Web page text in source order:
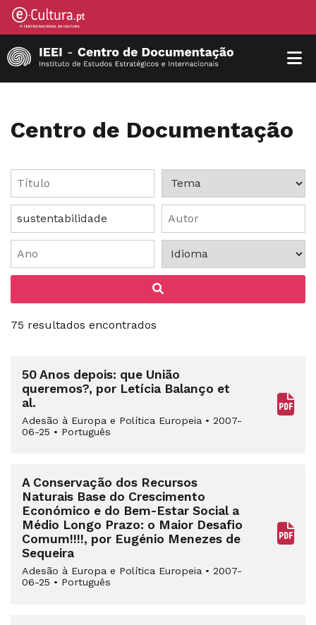
Centro de Documentação
75 resultados encontrados
50 Anos depois: que União
queremos?, por Letícia Balanço et
al.
Adesão à Europa e Política Europeia • 2007-
06-25 • Português
A Conservação dos Recursos
Naturais Base do Crescimento
Económico e do Bem-Estar Social a
Médio Longo Prazo: o Maior Desafio
Comum!!!!, por Eugénio Menezes de
Sequeira
Adesão à Europa e Política Europeia • 2007-
06-25 • Português